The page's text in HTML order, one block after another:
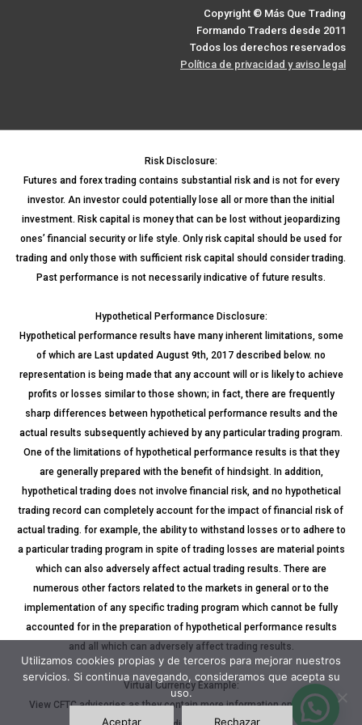
Copyright © Más Que Trading
Formando Traders desde 2011
Todos los derechos reservados
Política de privacidad y aviso legal
Risk Disclosure:
Futures and forex trading contains substantial risk and is not for every
investor. An investor could potentially lose all or more than the initial
investment. Risk capital is money that can be lost without jeopardizing
ones’ financial security or life style. Only risk capital should be used for
trading and only those with sufficient risk capital should consider trading.
Past performance is not necessarily indicative of future results.
Hypothetical Performance Disclosure:
Hypothetical performance results have many inherent limitations, some
of which are Last updated August 9th, 2017 described below. no
representation is being made that any account will or is likely to achieve
profits or losses similar to those shown; in fact, there are frequently
sharp differences between hypothetical performance results and the
actual results subsequently achieved by any particular trading program.
One of the limitations of hypothetical performance results is that they
are generally prepared with the benefit of hindsight. In addition,
hypothetical trading does not involve financial risk, and no hypothetical
trading record can completely account for the impact of financial risk of
actual trading. for example, the ability to withstand losses or to adhere to
a particular trading program in spite of trading losses are material points
which can also adversely affect actual trading results. There are
numerous other factors related to the markets in general or to the
implementation of any specific trading program which cannot be fully
accounted for in the preparation of hypothetical performance results
and all which can adversely affect trading results.
Virtual Currency Example:
View CFTC advisories as they contain more information on the risks
Utilizamos cookies propias y de terceros para mejorar nuestros
servicios. Si continua navegando, consideramos que acepta su
uso.
Aceptar Rechazar